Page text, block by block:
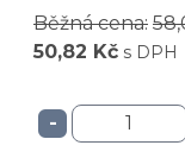
Běžná cena:
50,82 Kč s DPH
-